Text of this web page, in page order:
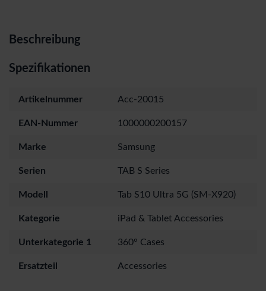
Beschreibung
Spezifikationen
Artikelnummer Acc-20015
EAN-Nummer 1000000200157
Marke Samsung
Serien TAB S Series
Modell Tab S10 Ultra 5G (SM-X920)
Kategorie iPad & Tablet Accessories
Unterkategorie 1 360° Cases
Ersatzteil Accessories